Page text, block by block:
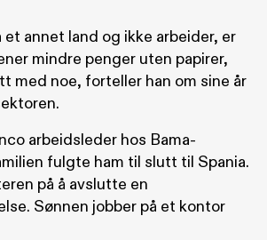
annet land og ikke arbeider, er
mindre penger uten papirer,
med noe, forteller han om sine år
arbeidsleder hos Bama-
fulgte ham til slutt til Spania.
på å avslutte en
Sønnen jobber på et kontor